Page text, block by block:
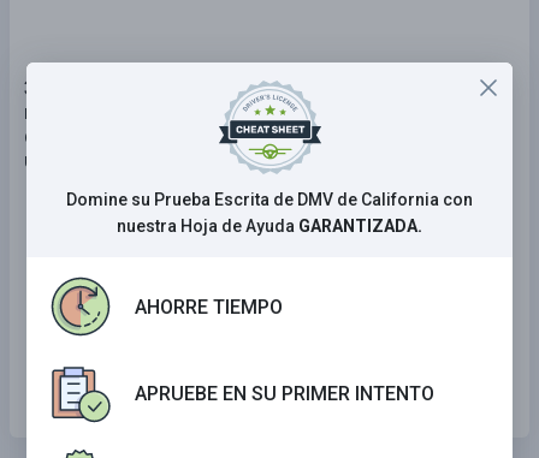
30 . Una zona de seguridad es un área especialmente
marcada para que los pasajeros puedan bajar y subir
de los autobuses o trolebús. No puede manejar por
una zona de seguridad:
Solo haya un autobús o trolebús.
autobús o un trolebús.
circunstancia.
Domine su Prueba Escrita de DMV de California con
nuestra Hoja de Ayuda GARANTIZADA.
AHORRE TIEMPO
APRUEBE EN SU PRIMER INTENTO